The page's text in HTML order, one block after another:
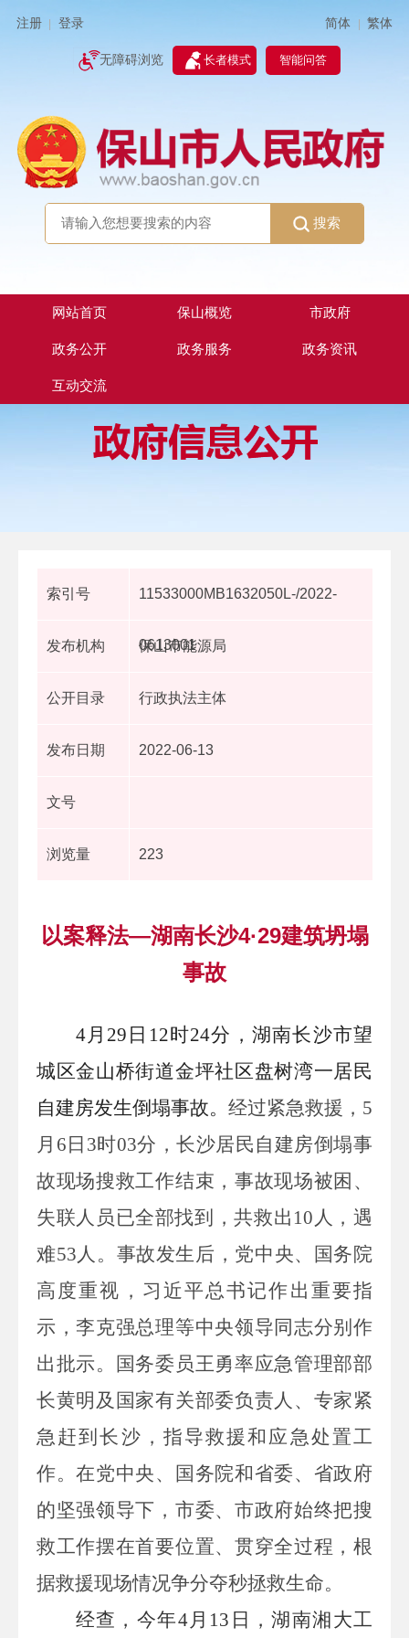
注册 登录 简体 | 繁体
无障碍浏览 长者模式 智能问答
搜索
网站首页 保山概览 市政府
政务公开 政务服务 政务资讯
互动交流
索引号 11533000MB1632050L-/2022-
0613001
发布机构 保山市能源局
公开目录 行政执法主体
发布日期 2022-06-13
文号
浏览量 223
以案释法—湖南长沙4·29建筑坍塌
事故
4月 29 日 12时24分，湖南长沙市望
城区金山桥街道金坪社区盘树湾一居民
自建房发生倒塌事故。 经过紧急救援， 5
月 6 日 3时03分，长沙居民自建房倒塌事
故现场搜救工作结束，事故现场被困、
失联人员已全部找到，共救出 10 人，遇
难53人。事故发生后，党中央、国务院
高度重视，习近平总书记作出重要指
示，李克强总理等中央领导同志分别作
出批示。国务委员王勇率应急管理部部
长黄明及国家有关部委负责人、专家紧
急赶到长沙，指导救援和应急处置工
作。在党中央、国务院和省委、省政府
的坚强领导下，市委、市政府始终把搜
救工作摆在首要位置、贯穿全过程，根
据救援现场情况争分夺秒拯救生命。
经查，今年4月 13 日，湖南湘大工